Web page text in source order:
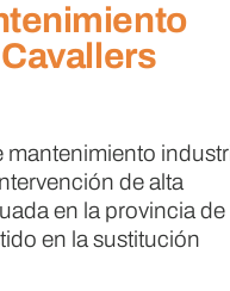
mantenimiento
de alta
en la provincia de
en la sustitución